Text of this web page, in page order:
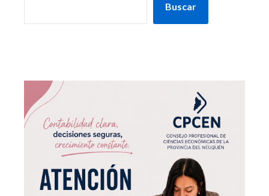
Buscar